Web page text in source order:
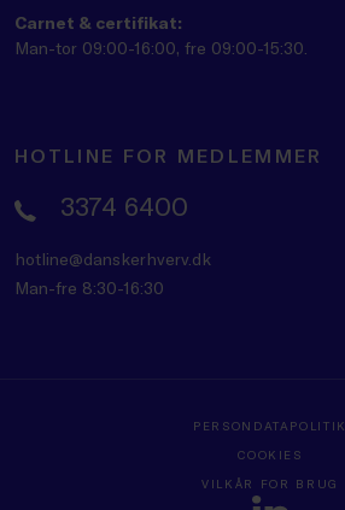
Carnet & certifikat:
Man-tor 09:00-16:00, fre 09:00-15:30.
HOTLINE FOR MEDLEMMER
3374 6400
hotline@danskerhverv.dk
Man-fre 8:30-16:30
PERSONDATAPOLITIK
COOKIES
VILKÅR FOR BRUG